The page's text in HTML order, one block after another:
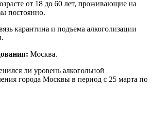
от 18 до 60 лет, проживающие на
постоянно.
карантина и подъема алкоголизации
Москва.
ли уровень алкогольной
города Москвы в период с 25 марта по